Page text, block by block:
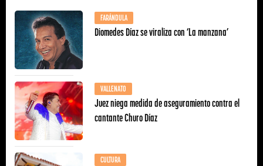
FARÁNDULA
Diomedes Díaz se viraliza con ‘La manzana’
VALLENATO
Juez niega medida de aseguramiento contra el
cantante Churo Díaz
CULTURA